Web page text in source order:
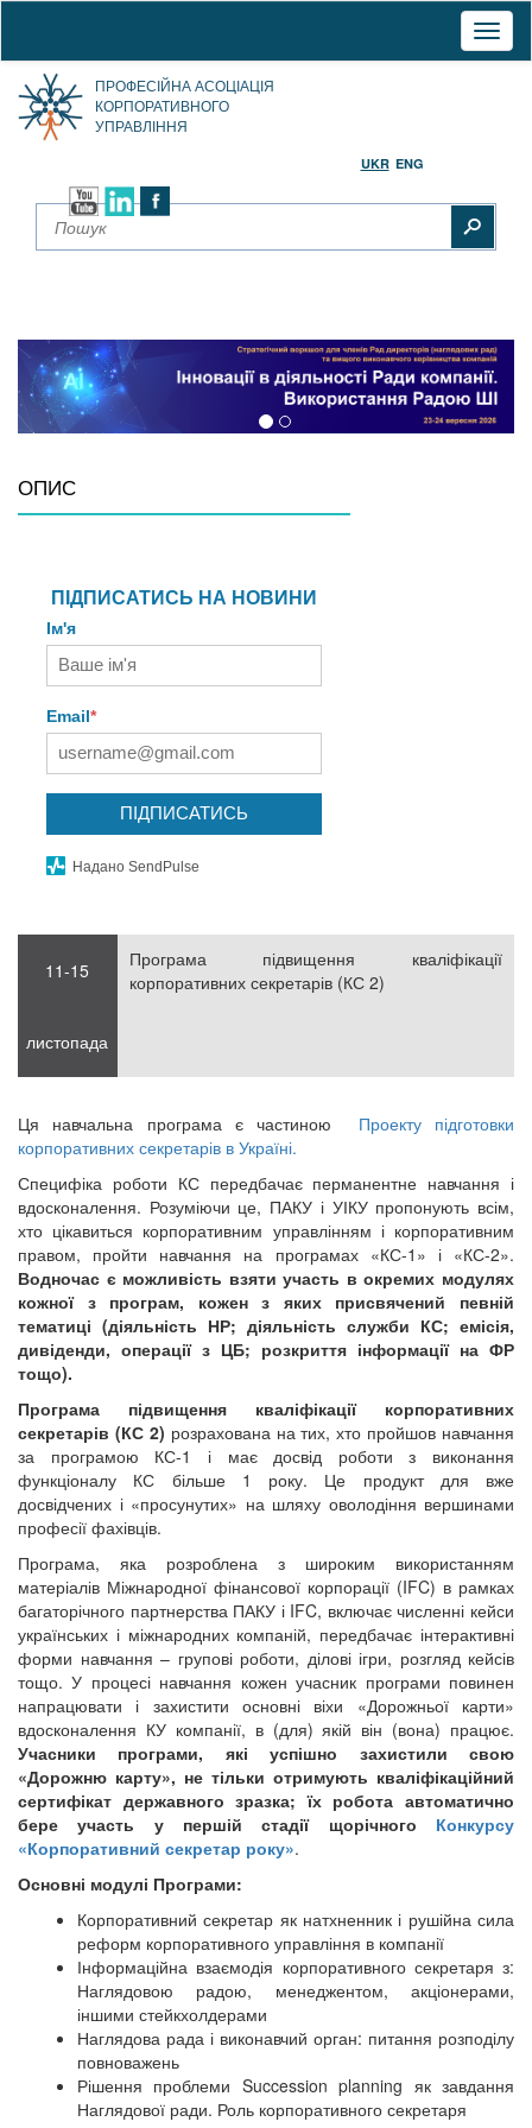
ПРОФЕСІЙНА АСОЦІАЦІЯ
КОРПОРАТИВНОГО
УПРАВЛІННЯ
UKR ENG
ОПИС
ПІДПИСАТИСЬ НА НОВИНИ
Ім'я
Email*
ПІДПИСАТИСЬ
Надано SendPulse
11-15
листопада
Програма підвищення кваліфікації
корпоративних секретарів (КС 2)
Ця навчальна програма є частиною Проекту підготовки
корпоративних секретарів в Україні.
Специфіка роботи КС передбачає перманентне навчання і
вдосконалення. Розуміючи це, ПАКУ і УІКУ пропонують всім,
хто цікавиться корпоративним управлінням і корпоративним
правом, пройти навчання на програмах «КС-1» і «КС-2».
Водночас є можливість взяти участь в окремих модулях
кожної з програм, кожен з яких присвячений певній
тематиці (діяльність НР; діяльність служби КС; емісія,
дивіденди, операції з ЦБ; розкриття інформації на ФР
тощо).
Програма підвищення кваліфікації корпоративних
секретарів (КС 2) розрахована на тих, хто пройшов навчання
за програмою КС-1 і має досвід роботи з виконання
функціоналу КС більше 1 року. Це продукт для вже
досвідчених і «просунутих» на шляху оволодіння вершинами
професії фахівців.
Програма, яка розроблена ​​з широким використанням
матеріалів Міжнародної фінансової корпорації (IFC) в рамках
багаторічного партнерства ПАКУ і IFC, включає численні кейси
українських і міжнародних компаній, передбачає інтерактивні
форми навчання – групові роботи, ділові ігри, розгляд кейсів
тощо. У процесі навчання кожен учасник програми повинен
напрацювати і захистити основні віхи «Дорожньої карти»
вдосконалення КУ компанії, в (для) якій він (вона) працює.
Учасники програми, які успішно захистили свою
«Дорожню карту», ​​не тільки отримують кваліфікаційний
сертифікат державного зразка; їх робота автоматично
бере участь у першій стадії щорічного Конкурсу
«Корпоративний секретар року».
Основні модулі Програми:
Корпоративний секретар як натхненник і рушійна сила
реформ корпоративного управління в компанії
Інформаційна взаємодія корпоративного секретаря з:
Наглядовою радою, менеджентом, акціонерами,
іншими стейкхолдерами
Наглядова рада і виконавчий орган: питання розподілу
повноважень
Рішення проблеми Succession planning як завдання
Наглядової ради. Роль корпоративного секретаря